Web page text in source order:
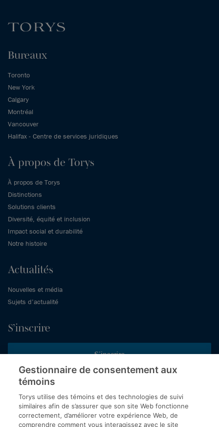
Bureaux
Toronto
New York
Calgary
Montréal
Vancouver
Halifax - Centre de services juridiques
À propos de Torys
À propos de Torys
Distinctions
Solutions clients
Diversité, équité et inclusion
Impact social et durabilité
Notre histoire
Actualités
Nouvelles et média
Sujets d’actualité
S’inscrire
S’inscrire
Inscrivez-vous aux publications de Torys pour recevoir nos derniers
commentaires, notre calendrier de webinaires et d’événements et
plus encore.
Gestionnaire de consentement aux
témoins
Torys utilise des témoins et des technologies de suivi
similaires afin de s’assurer que son site Web fonctionne
correctement, d’améliorer votre expérience Web, de
comprendre comment vous interagissez avec le site